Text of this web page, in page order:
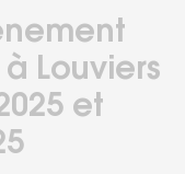
Louviers
et